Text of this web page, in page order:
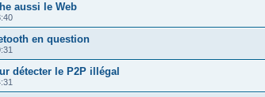
aussi le Web
en question
détecter le P2P illégal